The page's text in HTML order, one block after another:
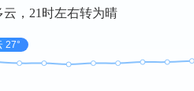
云，21时左右转为晴
27°